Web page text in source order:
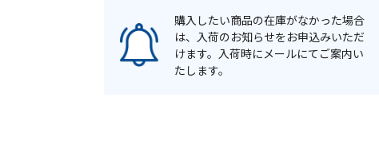
購入したい商品の在庫がなかった場合
は、入荷のお知らせをお申込みいただ
けます。入荷時にメールにてご案内い
たします。